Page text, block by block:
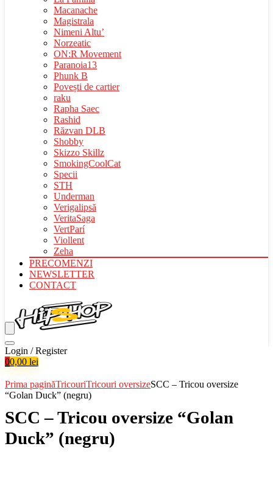
Macanache
Magistrala
Nimeni Altu’
Norzeatic
ON:R Movement
Paranoia13
Phunk B
Povești de cartier
raku
Rapha Saec
Rashid
Răzvan DLB
Shobby
Skizzo Skillz
SmokingCoolCat
Specii
STH
Underman
Verigalipsă
VeritaSaga
VertParí
Viollent
Zeha
PRECOMENZI
NEWSLETTER
CONTACT
Login / Register
00,00 lei
Prima paginăTricouriTricouri oversizeSCC – Tricou oversize
“Golan Duck” (negru)
SCC – Tricou oversize “Golan
Duck” (negru)